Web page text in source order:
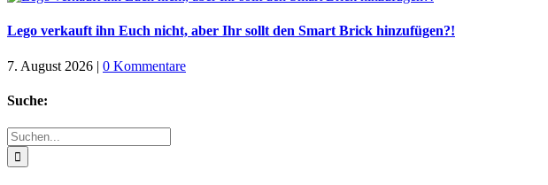
Lego verkauft ihn Euch nicht, aber Ihr sollt den Smart Brick hinzufügen?!
7. August 2026 | 0 Kommentare
Suche:
Suche
nach: